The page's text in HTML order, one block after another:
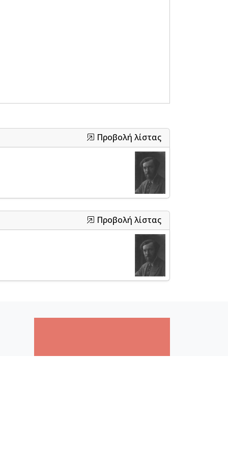
Προβολή λίστας
Προβολή λίστας